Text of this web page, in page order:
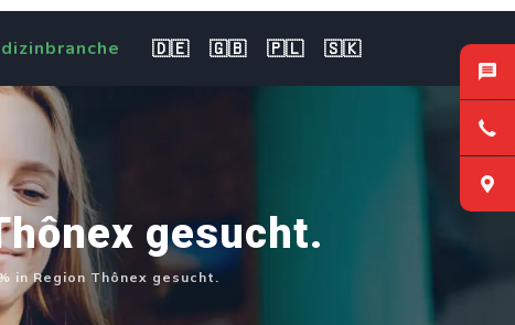
🇩🇪 🇬🇧 🇵🇱 🇸🇰
gesucht.
in Region Thônex gesucht.